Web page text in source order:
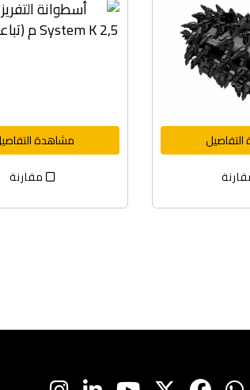
مشاهدة
مقارنة